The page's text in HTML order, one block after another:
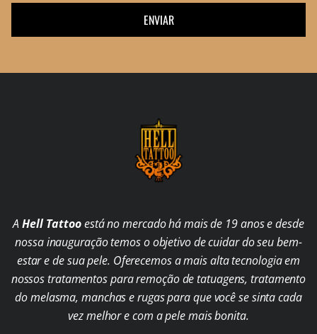
ENVIAR
AHell Tattooestá no mercado há mais de 19 anos e desde
nossa inauguração temos o objetivo de cuidar do seu bem-
estar e de sua pele. Oferecemos a mais alta tecnologia em
nossos tratamentos para remoção de tatuagens, tratamento
do melasma, manchas e rugas para que você se sinta cada
vez melhor e com a pele mais bonita.